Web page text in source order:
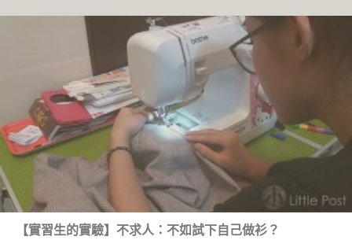
【實習生的實驗】不求人：不如試下自己做衫？